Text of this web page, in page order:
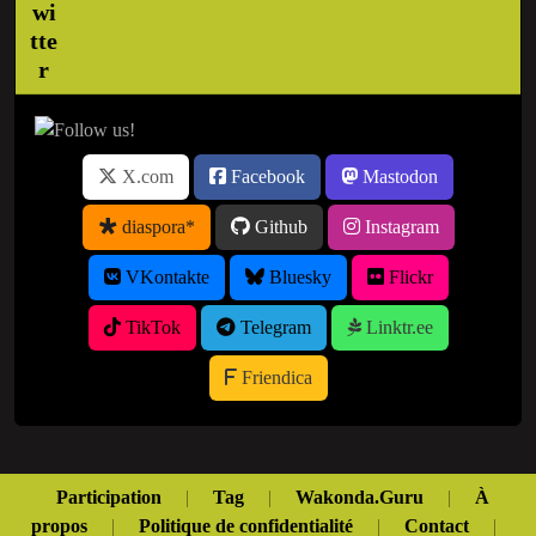
X.com Facebook Mastodon
diaspora* Github Instagram
VKontakte Bluesky Flickr
TikTok Telegram Linktr.ee
Friendica
Participation | Tag | Wakonda.Guru |
À
propos
| Politique de confidentialité | Contact |